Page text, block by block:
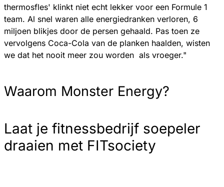
thermosfles' klinkt niet echt lekker voor een Formule 1
team. Al snel waren alle energiedranken verloren, 6
miljoen blikjes door de persen gehaald. Pas toen ze
vervolgens Coca-Cola van de planken haalden, wisten
we dat het nooit meer zou worden als vroeger."
Waarom Monster Energy?
Laat je fitnessbedrijf soepeler
draaien met FITsociety